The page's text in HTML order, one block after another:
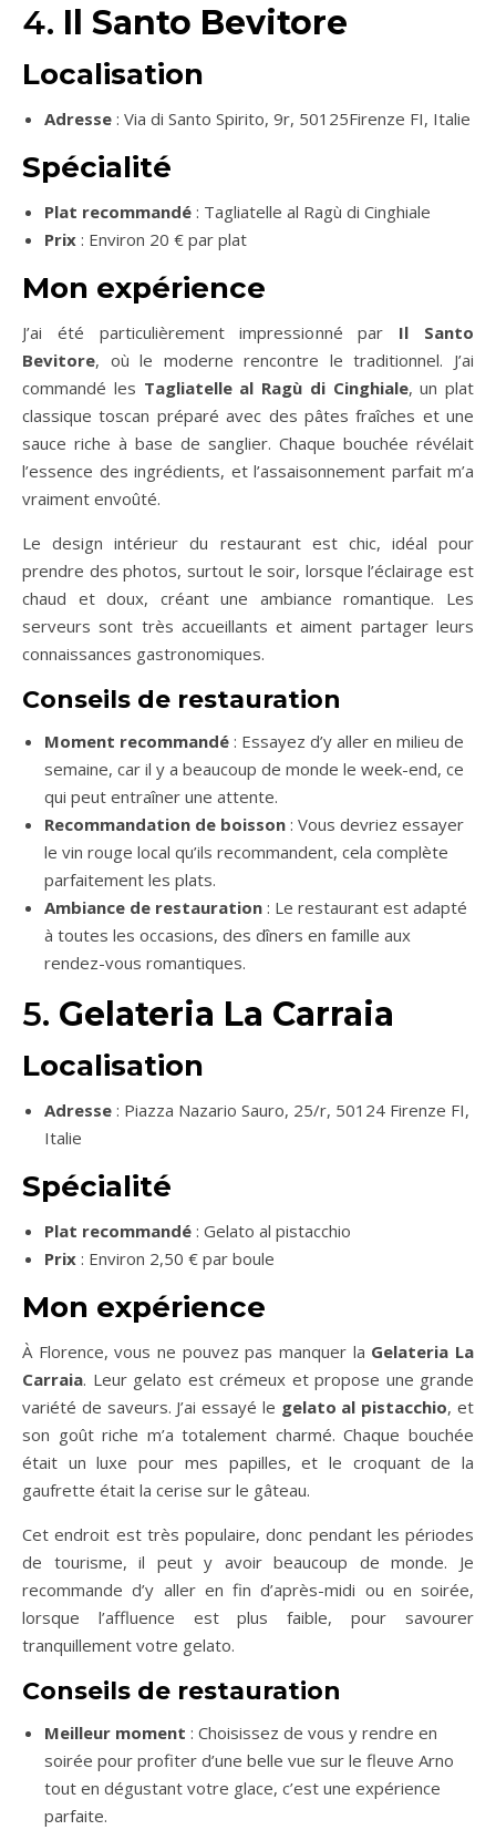
4. Il Santo Bevitore
Localisation
Adresse : Via di Santo Spirito, 9r, 50125Firenze FI, Italie
Spécialité
Plat recommandé : Tagliatelle al Ragù di Cinghiale
Prix : Environ 20 € par plat
Mon expérience
J’ai été particulièrement impressionné par Il Santo
Bevitore, où le moderne rencontre le traditionnel. J’ai
commandé les Tagliatelle al Ragù di Cinghiale, un plat
classique toscan préparé avec des pâtes fraîches et une
sauce riche à base de sanglier. Chaque bouchée révélait
l’essence des ingrédients, et l’assaisonnement parfait m’a
vraiment envoûté.
Le design intérieur du restaurant est chic, idéal pour
prendre des photos, surtout le soir, lorsque l’éclairage est
chaud et doux, créant une ambiance romantique. Les
serveurs sont très accueillants et aiment partager leurs
connaissances gastronomiques.
Conseils de restauration
Moment recommandé : Essayez d’y aller en milieu de
semaine, car il y a beaucoup de monde le week-end, ce
qui peut entraîner une attente.
Recommandation de boisson : Vous devriez essayer
le vin rouge local qu’ils recommandent, cela complète
parfaitement les plats.
Ambiance de restauration : Le restaurant est adapté
à toutes les occasions, des dîners en famille aux
rendez-vous romantiques.
5. Gelateria La Carraia
Localisation
Adresse : Piazza Nazario Sauro, 25/r, 50124 Firenze FI,
Italie
Spécialité
Plat recommandé : Gelato al pistacchio
Prix : Environ 2,50 € par boule
Mon expérience
À Florence, vous ne pouvez pas manquer la Gelateria La
Carraia. Leur gelato est crémeux et propose une grande
variété de saveurs. J’ai essayé le gelato al pistacchio, et
son goût riche m’a totalement charmé. Chaque bouchée
était un luxe pour mes papilles, et le croquant de la
gaufrette était la cerise sur le gâteau.
Cet endroit est très populaire, donc pendant les périodes
de tourisme, il peut y avoir beaucoup de monde. Je
recommande d’y aller en fin d’après-midi ou en soirée,
lorsque l’affluence est plus faible, pour savourer
tranquillement votre gelato.
Conseils de restauration
Meilleur moment : Choisissez de vous y rendre en
soirée pour profiter d’une belle vue sur le fleuve Arno
tout en dégustant votre glace, c’est une expérience
parfaite.